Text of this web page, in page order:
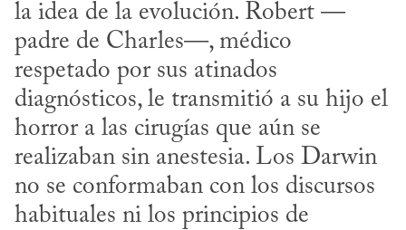
la idea de la evolución. Robert —
padre de Charles—, médico
respetado por sus atinados
diagnósticos, le transmitió a su hijo el
horror a las cirugías que aún se
realizaban sin anestesia. Los Darwin
no se conformaban con los discursos
habituales ni los principios de